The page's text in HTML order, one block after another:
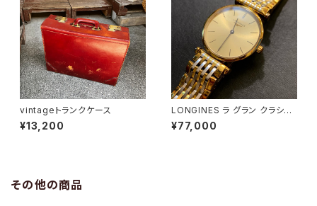
vintageトランクケース
¥13,200
LONGINES ラ グラン クラシッ
ク ドゥ ロンジン L4 209 2
¥77,000
その他の商品